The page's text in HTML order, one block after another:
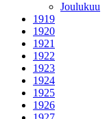
Joulukuu
1919
1920
1921
1922
1923
1924
1925
1926